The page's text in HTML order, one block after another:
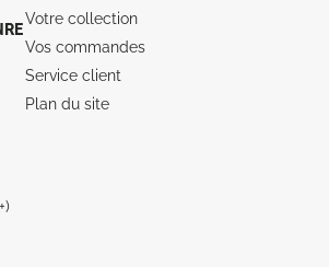
Votre collection
Vos commandes
Service client
Plan du site